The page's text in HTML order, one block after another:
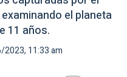
el planeta
11 años.
11:33 am